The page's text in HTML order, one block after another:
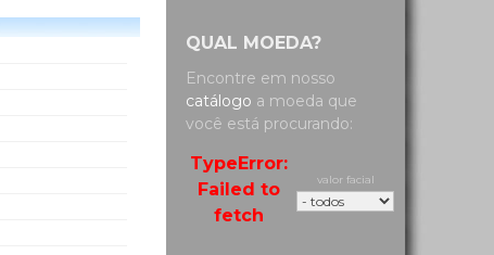
QUAL MOEDA?
Encontre em nosso
catálogo a moeda que
você está procurando:
TypeError:
Failed to
fetch
valor facial